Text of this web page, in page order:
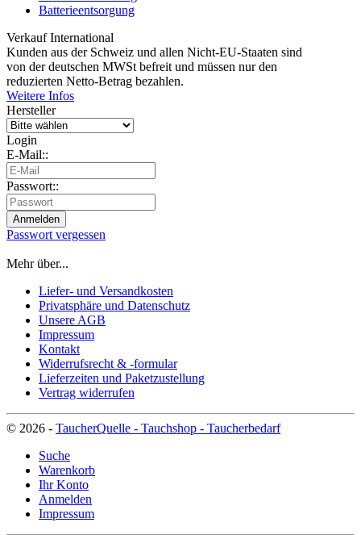
Batterieentsorgung
Verkauf International
Kunden aus der Schweiz und allen Nicht-EU-Staaten sind
von der deutschen MWSt befreit und müssen nur den
reduzierten Netto-Betrag bezahlen.
Weitere Infos
Hersteller
Login
E-Mail::
Passwort::
Passwort vergessen
Mehr über...
Liefer- und Versandkosten
Privatsphäre und Datenschutz
Unsere AGB
Impressum
Kontakt
Widerrufsrecht & -formular
Lieferzeiten und Paketzustellung
Vertrag widerrufen
© 2026 - TaucherQuelle - Tauchshop - Taucherbedarf
Suche
Warenkorb
Ihr Konto
Anmelden
Impressum